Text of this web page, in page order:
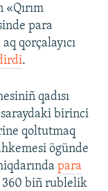
para
qorçalayıcı
.
qadısı
birinci
qoltutmaq
ögünde
para
biñ rublelik